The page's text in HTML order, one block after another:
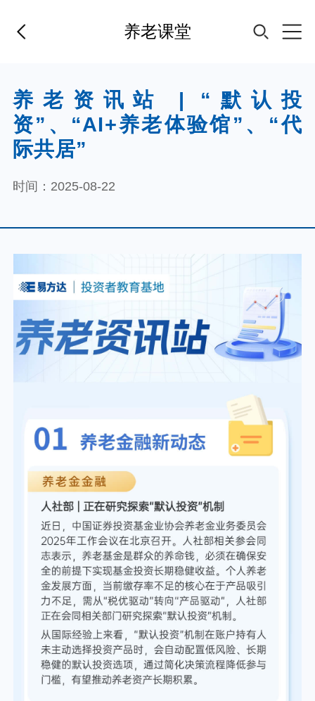
养老课堂
首页
基金经理
基金产品
指数专区
FOF
个人养老金
客服中心
English
养老资讯站 | “默认投
资”、“AI+养老体验馆”、“代
际共居”
时间：2025-08-22